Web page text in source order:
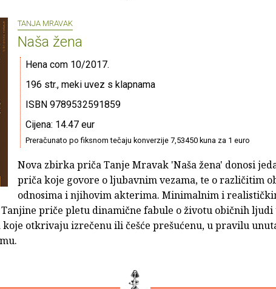
TANJA MRAVAK
Naša žena
Hena com 10/2017.
196 str., meki uvez s klapnama
ISBN 9789532591859
Cijena: 14.47 eur
Preračunato po fiksnom tečaju konverzije 7,53450 kuna za 1 euro
Nova zbirka priča Tanje Mravak 'Naša žena' donosi
priča koje govore o ljubavnim vezama, te o različitim
odnosima i njihovim akterima. Minimalnim i
priče pletu dinamične fabule o životu običnih ljudi
koje otkrivaju izrečenu ili češće prešućenu, u pravilu